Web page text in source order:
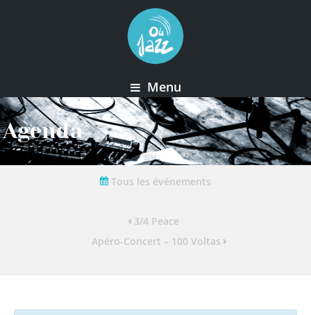
Menu
Agenda
Tous les événements
3/4 Peace
Apéro-Concert – 100 Voltas